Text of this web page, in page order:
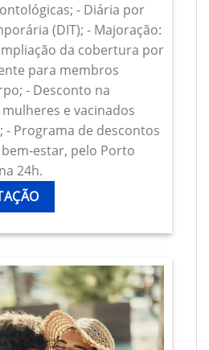
- Diária por
(DIT); - Majoração:
da cobertura por
para membros
- Desconto na
e vacinados
- Programa de descontos
estar, pelo Porto
24h.